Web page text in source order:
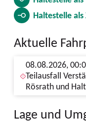
Haltestelle als
Aktuelle
08.08.2026, 00:00 - 12.12.2026,
Teilausfall
Rösrath und
Lage und